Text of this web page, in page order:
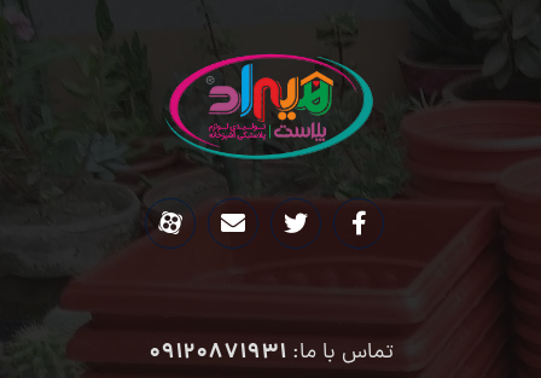
تماس با ما:09120871931